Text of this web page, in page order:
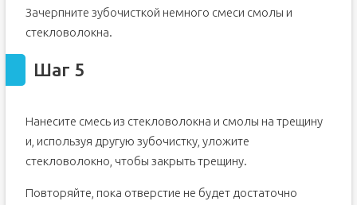
Зачерпните зубочисткой немного смеси смолы и
стекловолокна.
Шаг 5
Нанесите смесь из стекловолокна и смолы на трещину
и, используя другую зубочистку, уложите
стекловолокно, чтобы закрыть трещину.
Повторяйте, пока отверстие не будет достаточно